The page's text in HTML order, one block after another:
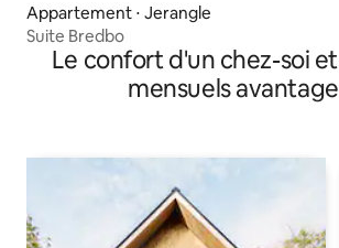
Appartement ⋅ Jerangle
Suite Bredbo
Le confort d'un chez-soi
mensuels